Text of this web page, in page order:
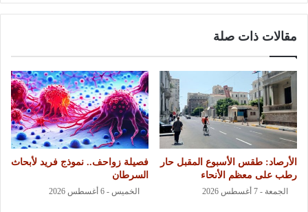
مقالات ذات صلة
الأرصاد: طقس الأسبوع المقبل حار
رطب على معظم الأنحاء
الجمعة - 7 أغسطس 2026
فصيلة زواحف.. نموذج فريد لأبحاث
السرطان
الخميس - 6 أغسطس 2026